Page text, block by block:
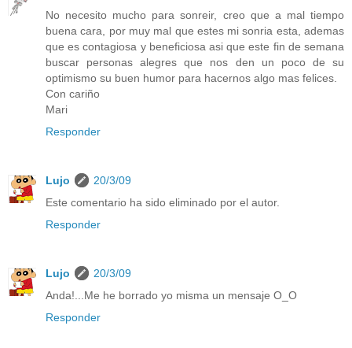
No necesito mucho para sonreir, creo que a mal tiempo
buena cara, por muy mal que estes mi sonria esta, ademas
que es contagiosa y beneficiosa asi que este fin de semana
buscar personas alegres que nos den un poco de su
optimismo su buen humor para hacernos algo mas felices.
Con cariño
Mari
Responder
Lujo
20/3/09
Este comentario ha sido eliminado por el autor.
Responder
Lujo
20/3/09
Anda!...Me he borrado yo misma un mensaje O_O
Responder